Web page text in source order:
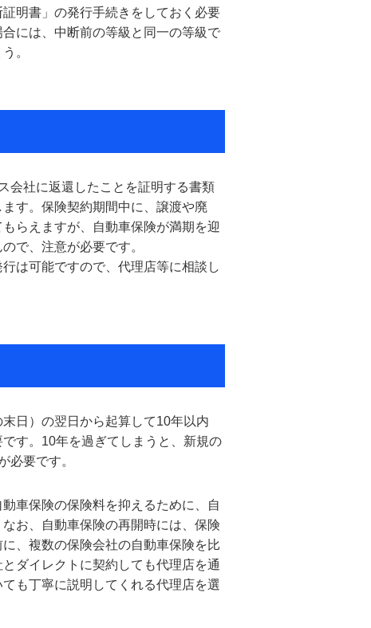
明書」の発行手続きをしておく必要
には、中断前の等級と同一の等級で
。
会社に返還したことを証明する書類
す。保険契約期間中に、譲渡や廃
らえますが、自動車保険が満期を迎
で、注意が必要です。
は可能ですので、代理店等に相談し
日）の翌日から起算して10年以内
す。10年を過ぎてしまうと、新規の
必要です。
車保険の保険料を抑えるために、自
お、自動車保険の再開時には、保険
、複数の保険会社の自動車保険を比
ダイレクトに契約しても代理店を通
も丁寧に説明してくれる代理店を選